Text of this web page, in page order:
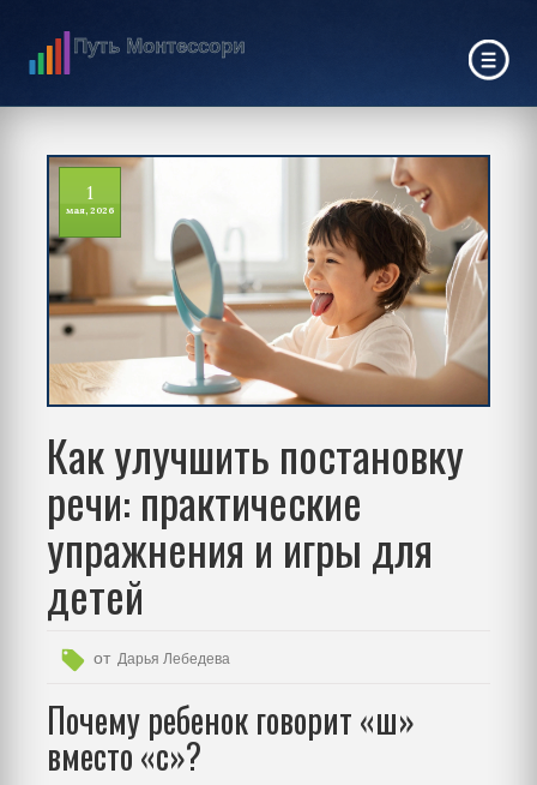
1
мая, 2026
Как улучшить постановку
речи: практические
упражнения и игры для
детей
от Дарья Лебедева
Почему ребенок говорит «ш»
вместо «с»?